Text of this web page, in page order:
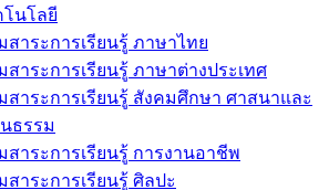
โนโลยี
สาระการเรียนรู้ ภาษาไทย
สาระการเรียนรู้ ภาษาต่างประเทศ
สาระการเรียนรู้ สังคมศึกษา ศาสนาและ
ธรรม
สาระการเรียนรู้ การงานอาชีพ
สาระการเรียนรู้ ศิลปะ